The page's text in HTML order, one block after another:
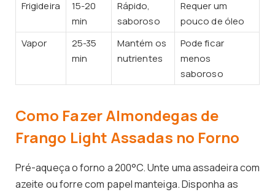
Frigideira
15-20
min
Rápido,
saboroso
Requer um
pouco de óleo
Vapor
25-35
min
Mantém os
nutrientes
Pode ficar
menos
saboroso
Como Fazer Almondegas de
Frango Light Assadas no Forno
Pré-aqueça o forno a 200°C. Unte uma assadeira com
azeite ou forre com papel manteiga. Disponha as